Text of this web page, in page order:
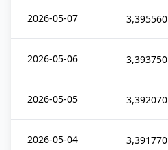
2026-05-07 3,395560
2026-05-06 3,393750
2026-05-05 3,392070
2026-05-04 3,391770